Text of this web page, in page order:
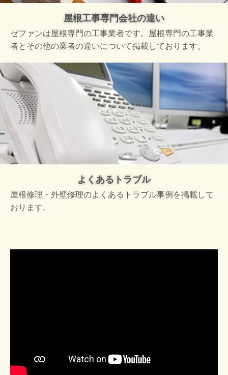
屋根工事専門会社の違い
ゼファンは屋根専門の工事業者です。屋根専門の工事業
者とその他の業者の違いについて掲載しております。
よくあるトラブル
屋根修理・外壁修理のよくあるトラブル事例を掲載して
おります。